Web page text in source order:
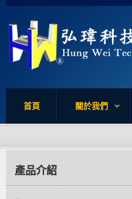
首頁 關於我們
產品介紹